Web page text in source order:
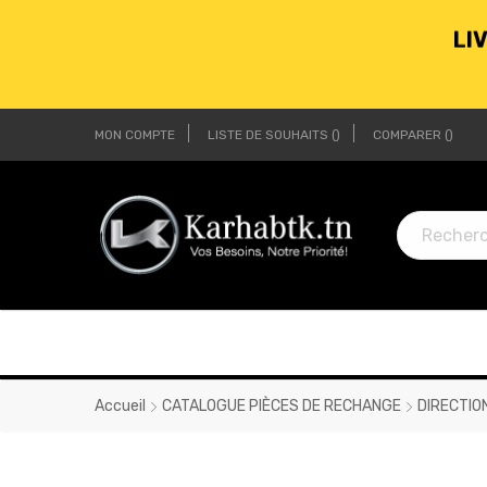
MON COMPTE LISTE DE SOUHAITS COMPARER
Accueil CATALOGUE PIÈCES DE RECHANGE